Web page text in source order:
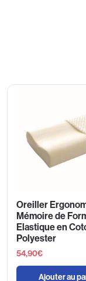
Oreiller
Mémoire de
Elastique en
Polyester
54,90€
Ajouter au